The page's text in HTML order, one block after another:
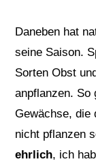
Daneben hat
seine Saison.
Sorten Obst
anpflanzen. So
Gewächse, die
nicht pflanzen
ehrlich, ich